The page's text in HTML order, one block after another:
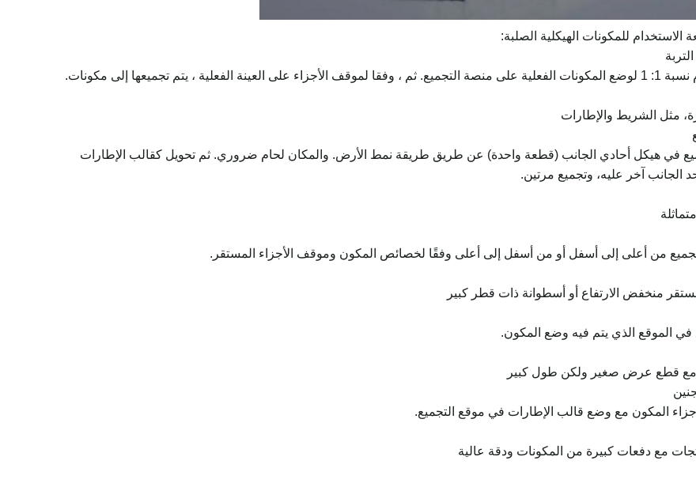
للمكونات الهيكلية الصلبة:
، يتم تجميعها إلى مكونات.
مثل الشريط والإطارات
في هيكل أحادي الجانب (قطعة واحدة) عن طريق طريقة نمط الأرض. والمكان لحام ضروري. ثم تحويل كقالب الإطارات
الجانب آخر عليه، وتجميع مرتين.
من أعلى إلى أسفل أو من أسفل إلى أعلى وفقًا لخصائص المكون وموقف الأجزاء المستقر.
منخفض الارتفاع أو أسطوانة ذات قطر كبير
في الموقع الذي يتم فيه وضع المكون.
مع قطع عرض صغير ولكن طول كبير
المكون مع وضع قالب الإطارات في موقع التجميع.
مع دفعات كبيرة من المكونات ودقة عالية